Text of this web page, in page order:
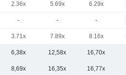
2.36x 5.69x 6.29x
- - -
3.71x 7.89x 8.16x
6,38x 12,58x 16,70x
8,69x 16,35x 16,77x